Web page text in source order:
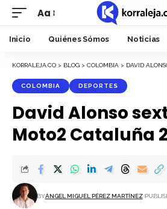
Font
Resizer
Aa
Inicio Quiénes Sómos Noticias
KORRALEJA.CO > BLOG > COLOMBIA > DAVID ALONSO
COLOMBIA DEPORTES
David Alonso
Moto2 Cataluña
BYÁNGEL MIGUEL PÉREZ MARTÍNEZ